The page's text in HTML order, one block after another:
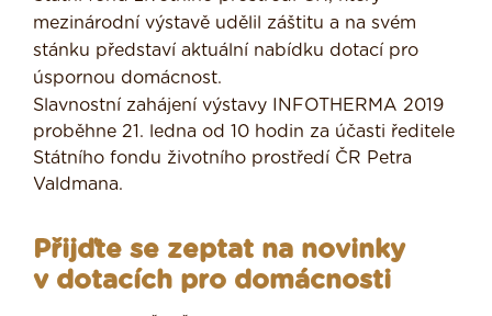
mezinárodní výstavě udělil záštitu a na svém
stánku představí aktuální nabídku dotací pro
úspornou domácnost.
Slavnostní zahájení výstavy INFOTHERMA 2019
proběhne 21. ledna od 10 hodin za účasti ředitele
Státního fondu životního prostředí ČR Petra
Valdmana.
Přijďte se zeptat na novinky
v dotacích pro domácnosti